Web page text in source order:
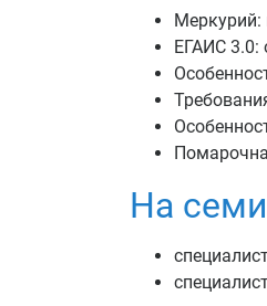
Меркурий:
ЕГАИС 3.0:
На